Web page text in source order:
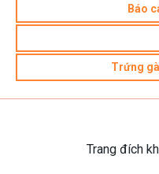
Báo
Trứng
Trang đích